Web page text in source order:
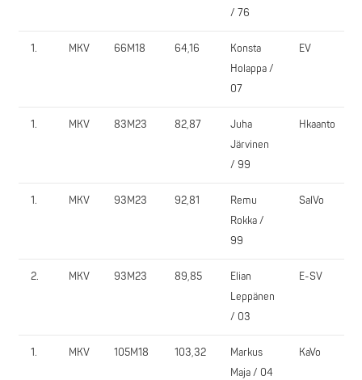
/ 76
1. MKV 66M18 64,16
Konsta
Holappa /
07
EV
1. MKV 83M23 82,87
Juha
Järvinen
/ 99
Hkaanto
1. MKV 93M23 92,81
Remu
Rokka /
99
SalVo
2. MKV 93M23 89,85
Elian
Leppänen
/ 03
E-SV
1. MKV 105M18 103,32
Markus
Maja / 04
KaVo